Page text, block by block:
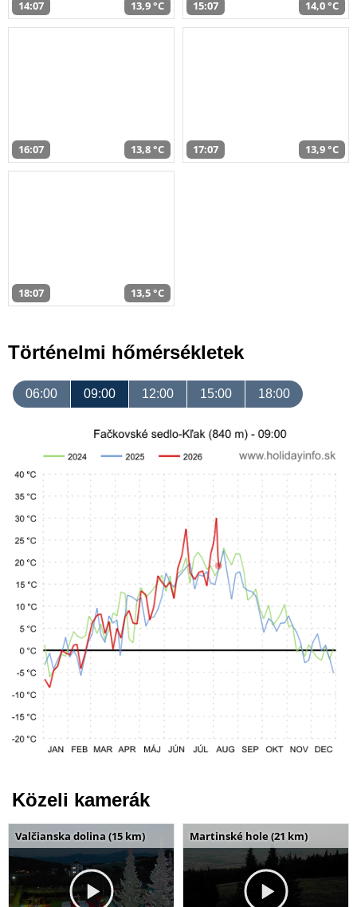
14:07 13,9 °C 15:07 14,0 °C
16:07 13,8 °C 17:07 13,9 °C
18:07 13,5 °C
Történelmi hőmérsékletek
06:00 09:00 12:00 15:00 18:00
Közeli kamerák
Valčianska dolina (15 km) Martinské hole (21 km)